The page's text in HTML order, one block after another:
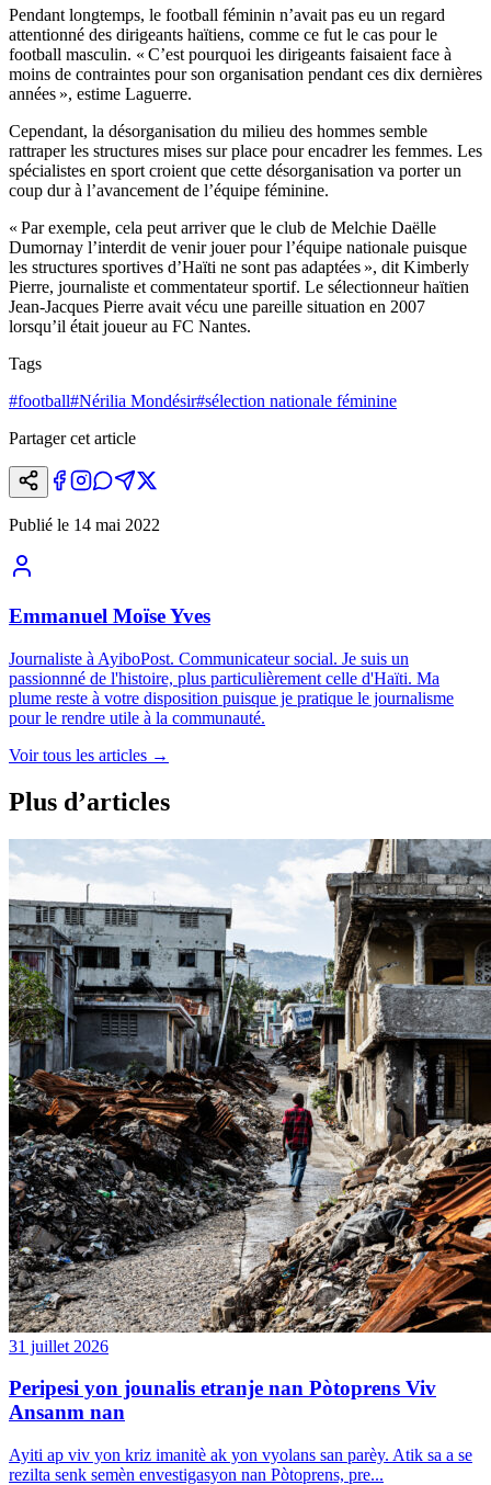
Pendant longtemps, le football féminin n’avait pas eu un regard
attentionné des dirigeants haïtiens, comme ce fut le cas pour le
football masculin. « C’est pourquoi les dirigeants faisaient face à
moins de contraintes pour son organisation pendant ces dix dernières
années », estime Laguerre.
Cependant, la désorganisation du milieu des hommes semble
rattraper les structures mises sur place pour encadrer les femmes. Les
spécialistes en sport croient que cette désorganisation va porter un
coup dur à l’avancement de l’équipe féminine.
« Par exemple, cela peut arriver que le club de Melchie Daëlle
Dumornay l’interdit de venir jouer pour l’équipe nationale puisque
les structures sportives d’Haïti ne sont pas adaptées », dit Kimberly
Pierre, journaliste et commentateur sportif. Le sélectionneur haïtien
Jean-Jacques Pierre avait vécu une pareille situation en 2007
lorsqu’il était joueur au FC Nantes.
Tags
#football#Nérilia Mondésir#sélection nationale féminine
Partager cet article
Publié le 14 mai 2022
Emmanuel Moïse Yves
Journaliste à AyiboPost. Communicateur social. Je suis un
passionnné de l'histoire, plus particulièrement celle d'Haïti. Ma
plume reste à votre disposition puisque je pratique le journalisme
pour le rendre utile à la communauté.
Voir tous les articles →
Plus d’articles
31 juillet 2026
Peripesi yon jounalis etranje nan Pòtoprens Viv
Ansanm nan
Ayiti ap viv yon kriz imanitè ak yon vyolans san parèy. Atik sa a se
rezilta senk semèn envestigasyon nan Pòtoprens, pre...